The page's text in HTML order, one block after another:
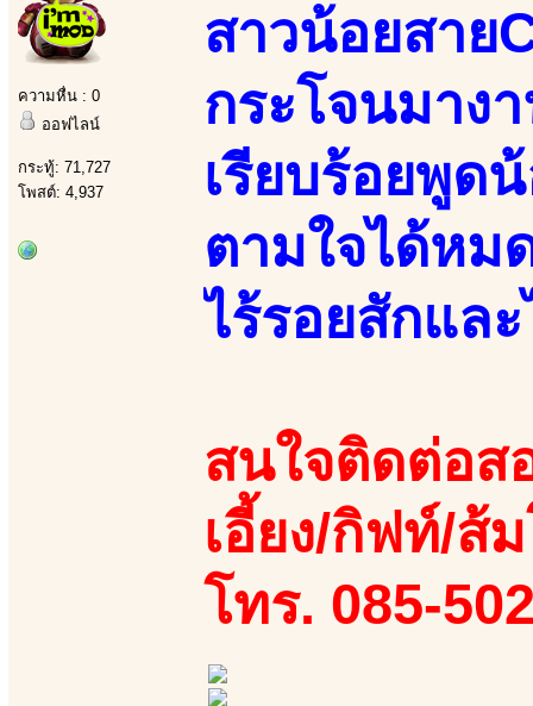
ความหื่น : 0
ออฟไลน์
กระทู้: 71,727
โพสต์: 4,937
สาวน้อยสาย
กระโจนมาง
เรียบร้อยพูด
ตามใจได้หม
ไร้รอยสักแล
สนใจติดต่อส
เอี้ยง/กิฟท์/ส้
โทร. 085-